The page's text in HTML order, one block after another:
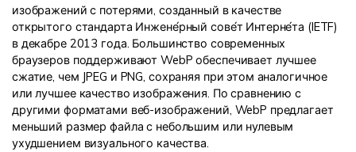
изображений с потерями, созданный в качестве
открытого стандарта Инжене́рный сове́т Интерне́та (IETF)
в декабре 2013 года. Большинство современных
браузеров поддерживают WebP обеспечивает лучшее
сжатие, чем JPEG и PNG, сохраняя при этом аналогичное
или лучшее качество изображения. По сравнению с
другими форматами веб-изображений, WebP предлагает
меньший размер файла с небольшим или нулевым
ухудшением визуального качества.